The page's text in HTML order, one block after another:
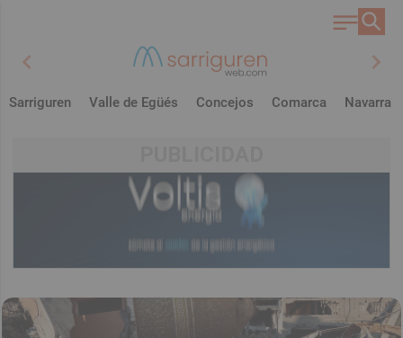
chevron_left chevron_right
Sarriguren Valle de Egüés Concejos Comarca Navarra